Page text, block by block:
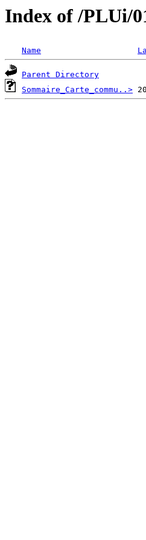
Index of /PLUi/
Name
Parent Directory
Sommaire_Carte_commu..>